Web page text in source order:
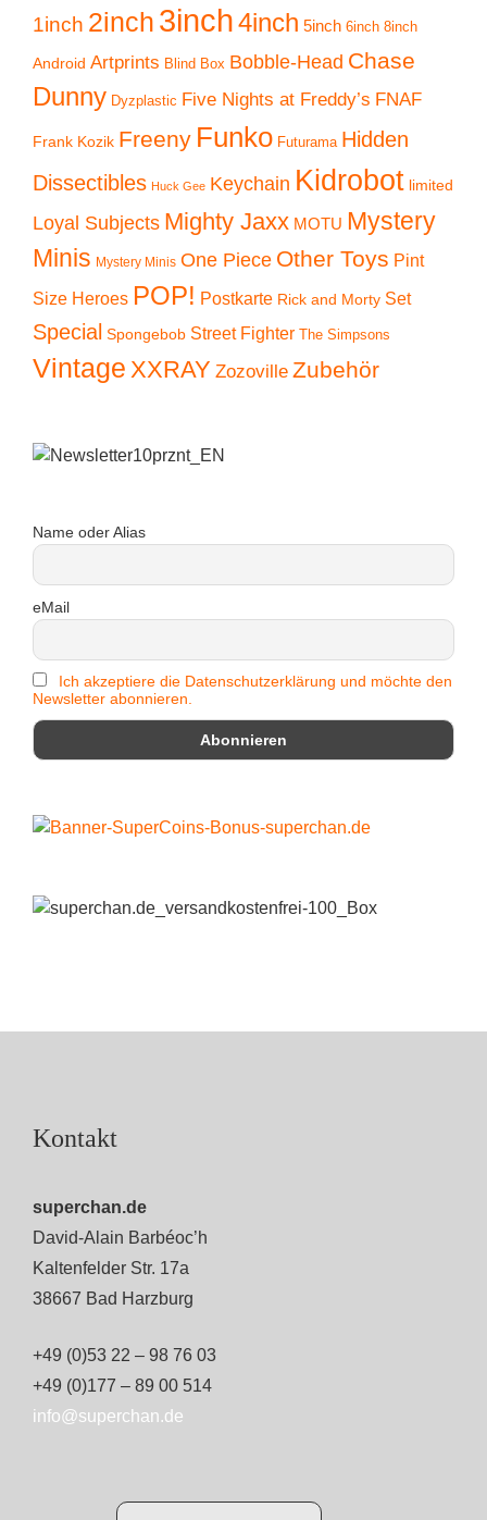
1inch 2inch 3inch4inch 5inch 6inch 8inch
Android Artprints Blind Box Bobble-Head Chase
Dunny Dyzplastic Five Nights at Freddy’s FNAF
Frank Kozik Freeny Funko Futurama Hidden
Dissectibles Huck Gee Keychain Kidrobot limited
Loyal Subjects Mighty Jaxx MOTU Mystery
Minis Mystery Minis One Piece Other Toys Pint
Size Heroes POP! Postkarte Rick and Morty Set
Special Spongebob Street Fighter The Simpsons
Vintage XXRAY Zozoville Zubehör
Name oder Alias
eMail
Ich akzeptiere die Datenschutzerklärung und möchte den
Newsletter abonnieren.
Kontakt
superchan.de
David-Alain Barbéoc’h
Kaltenfelder Str. 17a
38667 Bad Harzburg
+49 (0)53 22 – 98 76 03
+49 (0)177 – 89 00 514
info@superchan.de